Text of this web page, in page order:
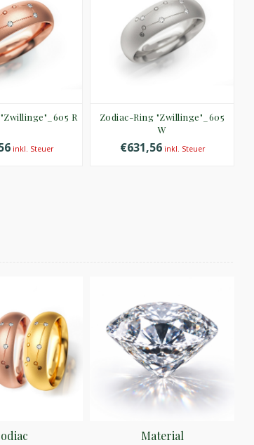
R
inkl. Steuer
Zodiac-Ring "Zwillinge"_605
W
€631,56inkl. Steuer
Material